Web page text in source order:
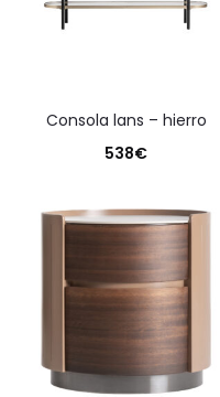
consola lans – hierro
538€